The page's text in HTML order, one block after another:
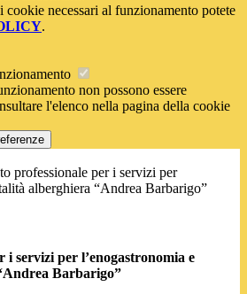
cookie necessari al funzionamento potete
.
non possono essere
l'elenco nella pagina della cookie
professionale per i servizi per
alberghiera “Andrea Barbarigo”
i servizi per l’enogastronomia e
Barbarigo”